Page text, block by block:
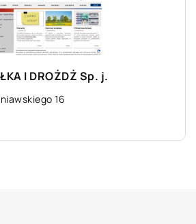
I DROŻDŻ Sp. j.
16